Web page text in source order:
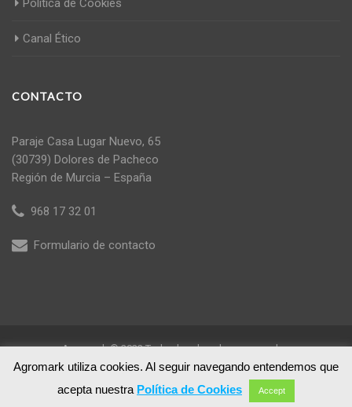
Política de Cookies
Canal Ético
CONTACTO
Paraje Casa Lugar Nuevo, 65
(30739) Dolores de Pacheco
Región de Murcia – España
968 17 32 01
Formulario de contacto
Agromark © 2022 Todos los derechos reservados
Agromark utiliza cookies. Al seguir navegando entendemos que
acepta nuestra Política de Cookies Accept